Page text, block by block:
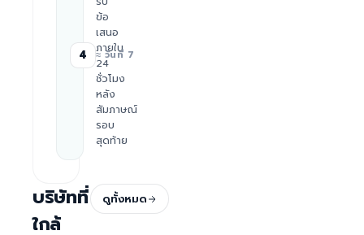
4
ข้อ
เสนอ
ภายใน
24
ชั่วโมง
หลัง
สัมภาษณ์
รอบ
สุดท้าย
≈ วันที่ 7
บริษัทที่
ใกล้
ดูทั้งหมด